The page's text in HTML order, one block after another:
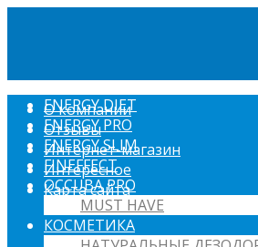
О компании
Отзывы
Интернет-магазин
Интересное
Карта сайта
ENERGY DIET
ENERGY PRO
ENERGY SLIM
FINEFFECT
OCCUBA PRO
MUST HAVE
КОСМЕТИКА